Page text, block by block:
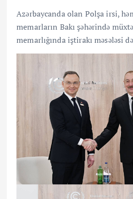
Azərbaycanda olan Polşa irsi,
memarların Bakı şəhərində
memarlığında iştirakı məsələsi